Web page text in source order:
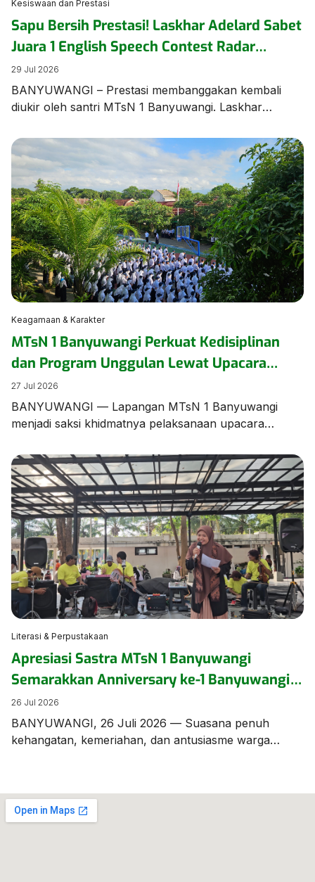
Kesiswaan dan Prestasi
Sapu Bersih Prestasi! Laskhar Adelard Sabet
Juara 1 English Speech Contest Radar
Banyuwangi
29 Jul 2026
BANYUWANGI – Prestasi membanggakan kembali
diukir oleh santri MTsN 1 Banyuwangi. Laskhar
sebagai Juara 1 dalam ajang bergengsi English Speech
Contest yang diselenggarakan oleh Jawa Pos Radar
Banyuwangi pada Rabu (28/7/2026) di Aula MAN 1
Banyuwangi. Kemenangan manis ini diraih melalui
perjuangan ekstra keras. Menurut sang pembimbing,
[…]
Keagamaan & Karakter
MTsN 1 Banyuwangi Perkuat Kedisiplinan
dan Program Unggulan Lewat Upacara
Bendera Berbahasa Inggris
27 Jul 2026
BANYUWANGI — Lapangan MTsN 1 Banyuwangi
menjadi saksi khidmatnya pelaksanaan upacara
Seluruh jalannya prosesi upacara dilaksanakan
menggunakan Bahasa Inggris, menunjukkan
komitmen sekolah dalam membiasakan kemampuan
berbahasa asing bagi para siswanya. Bertindak
sebagai Pemimpin/Pembina Upacara, Bapak Munawar
Efendi, S.Pd., M.Pd.I., menyampaikan amanat penting
yang menyoroti kesiapan akademik, program
unggulan […]
Literasi & Perpustakaan
Apresiasi Sastra MTsN 1 Banyuwangi
Semarakkan Anniversary ke-1 Banyuwangi
Creative Market
26 Jul 2026
BANYUWANGI, 26 Juli 2026 — Suasana penuh
kehangatan, kemeriahan, dan antusiasme warga
dari Madrasah Tsanawiyah Negeri (MTsN) 1
Banyuwangi turut hadir dan memberikan warna
tersendiri dalam perhelatan ulang tahun pertama